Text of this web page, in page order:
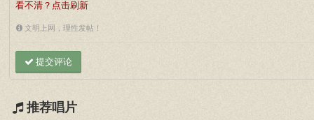
看不清？点击刷新
文明上网，理性发帖！
提交评论
推荐唱片